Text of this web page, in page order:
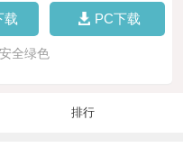
载 PC下载
全绿色
排行